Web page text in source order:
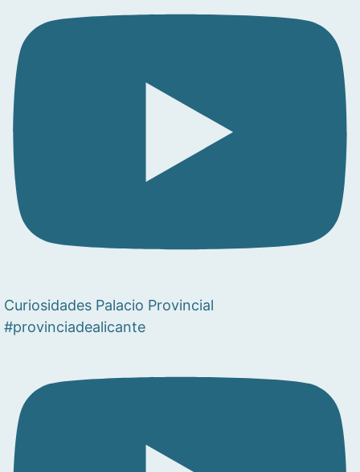
Curiosidades Palacio Provincial
#provinciadealicante